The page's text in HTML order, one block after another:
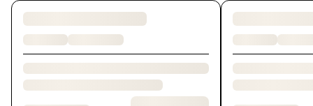
Chargement des chambres et des formules…